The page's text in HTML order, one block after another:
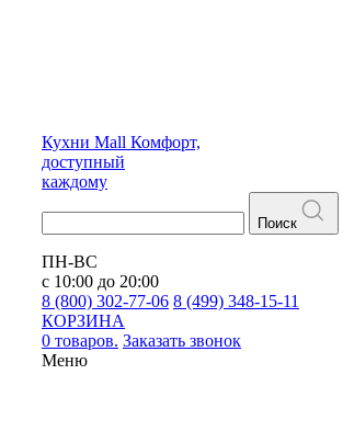
Кухни Mall Комфорт,
доступный
каждому
Поиск
ПН-ВС
с 10:00 до 20:00
8 (800) 302-77-06 8 (499) 348-15-11
КОРЗИНА
0 товаров. Заказать звонок
Меню